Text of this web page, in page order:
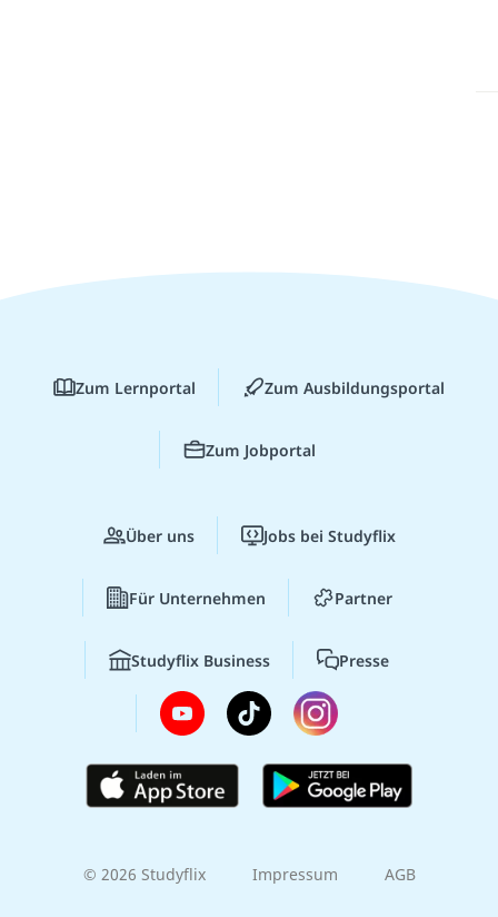
Zum Lernportal Zum Ausbildungsportal
Zum Jobportal
Über uns Jobs bei Studyflix
Für Unternehmen Partner
Studyflix Business Presse
© 2026 Studyflix Impressum AGB